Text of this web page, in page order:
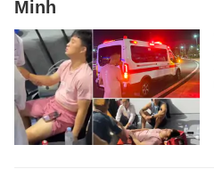
Minh